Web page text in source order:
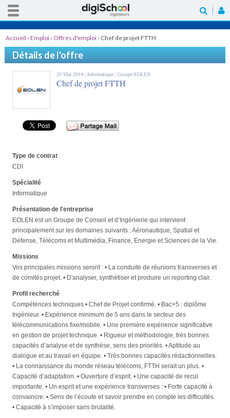
Accueil › Emploi › Offres d'emploi › Chef de projet FTTH
Détails de l'offre
20 Mai 2014 | Informatique | Groupe EOLEN
Chef de projet FTTH
Type de contrat
CDI
Spécialité
Informatique
Présentation de l'entreprise
EOLEN est un Groupe de Conseil et d’Ingénierie qui intervient
principalement sur les domaines suivants : Aéronautique, Spatial et
Défense, Télécoms et Multimédia, Finance, Energie et Sciences de la Vie.
Missions
Vos principales missions seront : • La conduite de réunions transverses et
de comités projet. • D'analyser, synthétiser et produire un reporting clair.
Profil recherché
Compétences techniques • Chef de Projet confirmé. • Bac+5 : diplôme
Ingénieur. • Expérience minimum de 5 ans dans le secteur des
télécommunications fixe/mobile. • Une première expérience significative
en gestion de projet technique. • Rigueur et méthodologie, très bonnes
capacités d’analyse et de synthèse, sens des priorités. • Aptitude au
dialogue et au travail en équipe. • Très bonnes capacités rédactionnelles.
• La connaissance du monde réseau télécoms, FTTH serait un plus. •
Capacité d’adaptation. • Ouverture d’esprit. • Une capacité de recul
importante. • Un esprit et une expérience transverses : • Forte capacité à
convaincre. • Sens de l’écoute et savoir prendre en compte les difficultés.
• Capacité à s’imposer sans brutalité.